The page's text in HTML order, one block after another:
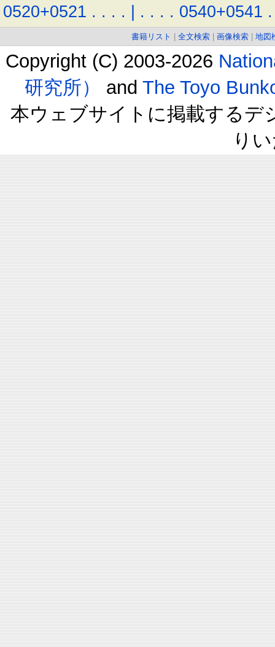
0520+0521 . . . . | . . . . 0540+0541 .
書籍リスト 全文検索 画像検索 地図
Copyright (C) 2003-2026
研究所）
and The Toyo
本ウェブサイトに掲載するデ
り